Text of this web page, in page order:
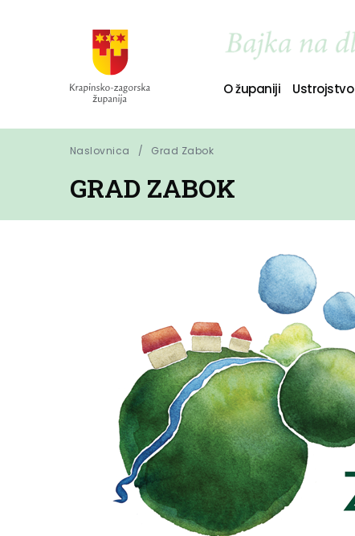
O županiji Ustrojstvo
Naslovnica Grad Zabok
GRAD ZABOK